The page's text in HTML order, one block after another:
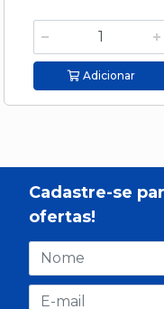
Adicionar
Cadastre-se
ofertas!